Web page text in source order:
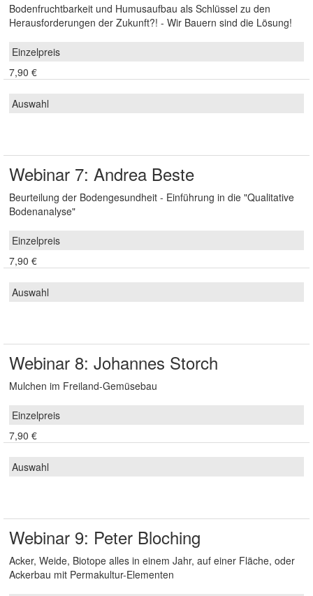
Bodenfruchtbarkeit und Humusaufbau als Schlüssel zu den
Herausforderungen der Zukunft?! - Wir Bauern sind die Lösung!
7,90 €
Webinar 7: Andrea Beste
Beurteilung der Bodengesundheit - Einführung in die "Qualitative
Bodenanalyse"
7,90 €
Webinar 8: Johannes Storch
Mulchen im Freiland-Gemüsebau
7,90 €
Webinar 9: Peter Bloching
Acker, Weide, Biotope alles in einem Jahr, auf einer Fläche, oder
Ackerbau mit Permakultur-Elementen